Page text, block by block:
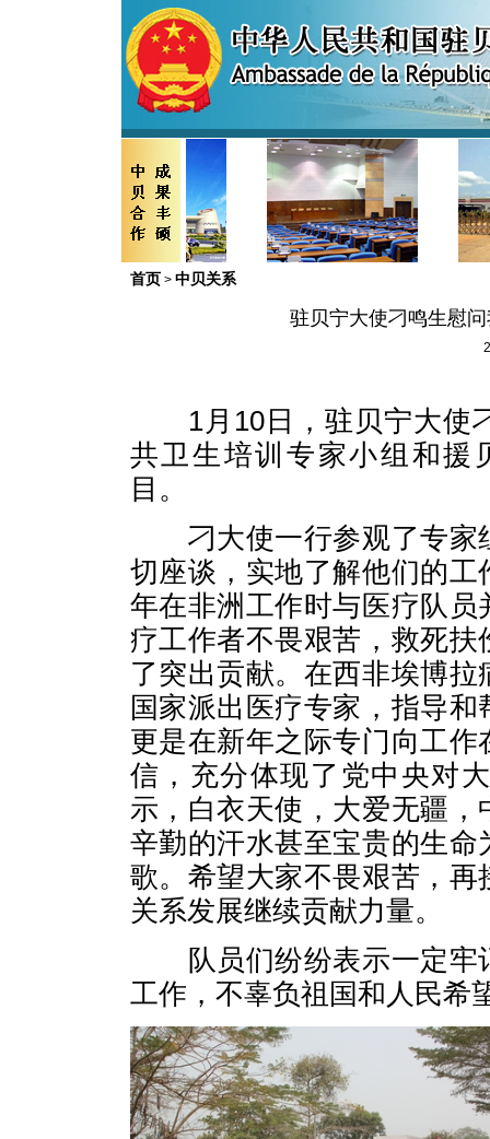
首页 > 中贝关系
驻贝宁大使刁鸣生慰
1月 10日，驻贝宁大使
共卫生培训专家小组和援
目。
刁大使一行参观了专
切座谈，实地了解他们的
年在非洲工作时与医疗队
疗工作者不畏艰苦，救死
了突出贡献。在西非埃博
国家派出医疗专家，指导
更是在新年之际专门向工
信，充分体现了党中央对
示，白衣天使，大爱无疆
辛勤的汗水甚至宝贵的生
歌。希望大家不畏艰苦，
关系发展继续贡献力量。
队员们纷纷表示一定
工作，不辜负祖国和人民希